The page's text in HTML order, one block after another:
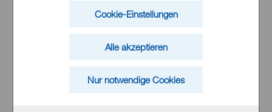
Cookie-Einstellungen
Alle akzeptieren
Nur notwendige Cookies
Klinikum Heidenheim
+49 (0)7321 33 0